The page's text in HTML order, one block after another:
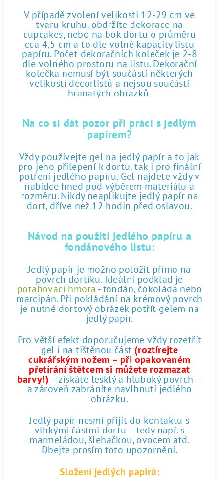
V případě zvolení velikosti 12-29 cm ve
tvaru kruhu, obdržíte dekorace na
cupcakes, nebo na bok dortu o průměru
cca 4,5 cm a to dle volné kapacity listu
papíru. Počet dekoračních koleček je 2-8
dle volného prostoru na listu. Dekorační
kolečka nemusí být součástí některých
velikostí decorlistů a nejsou součástí
hranatých obrázků.
Na co si dát pozor při práci s jedlým
papírem?
Vždy používejte gel na jedlý papír a to jak
pro jeho přilepení k dortu, tak i pro finální
potření jedlého papíru. Gel najdete vždy v
nabídce hned pod výběrem materiálu a
rozměru. Nikdy neaplikujte jedlý papír na
dort, dříve než 12 hodin před oslavou.
Návod na použití jedlého papíru a
fondánového listu:
Jedlý papír je možno položit přímo na
povrch dortíku. Ideální podklad je
potahovací hmota - fondán, čokoláda nebo
marcipán. Při pokládání na krémový povrch
je nutné dortový obrázek potřít gelem na
jedlý papír.
Pro větší efekt doporučujeme vždy rozetřít
gel i na tištěnou část (roztírejte
cukrářským nožem – při opakovaném
přetírání štětcem si můžete rozmazat
barvy!) – získáte lesklý a hluboký povrch –
a zároveň zabráníte navlhnutí jedlého
obrázku.
Jedlý papír nesmí přijít do kontaktu s
vlhkými částmi dortu – tedy např. s
marmeládou, šlehačkou, ovocem atd.
Dbejte prosím toto upozornění.
Složení jedlých papírů: